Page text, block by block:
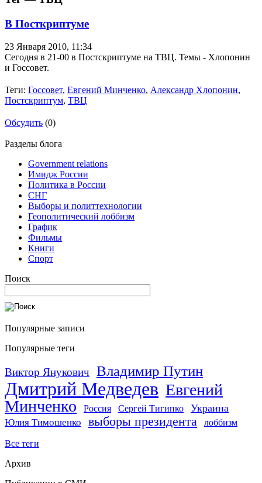
В Посткриптуме
23 Января 2010, 11:34
Сегодня в 21-00 в Постскриптуме на ТВЦ. Темы - Хлопонин
и Госсовет.
Теги: Госсовет, Евгений Минченко, Александр Хлопонин,
Постскриптум, ТВЦ
Обсудить (0)
Разделы блога
Government relations
Имидж России
Политика в России
СНГ
Выборы и политтехнологии
Геополитический лоббизм
График
Фильмы
Книги
Спорт
Поиск
Популярные записи
Популярные теги
Виктор Янукович Владимир Путин
Дмитрий Медведев Евгений
Минченко
Россия Сергей Тигипко Украина
Юлия Тимошенко выборы президента лоббизм
Все теги
Архив